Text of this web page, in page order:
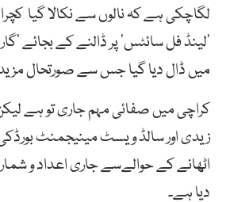
لگاچکی ہے کہ نالوں سے نکالا گیا
’لینڈ فل سائٹس‘ پر ڈالنے کے بجائے
میں ڈال دیا گیا جس سے صورتحال
کراچی میں صفائی مہم جاری تو ہے
زیدی اور سالڈ ویسٹ مینیجمنٹ
اٹھانے کے حوالےسے جاری اعداد و
دیا ہے۔